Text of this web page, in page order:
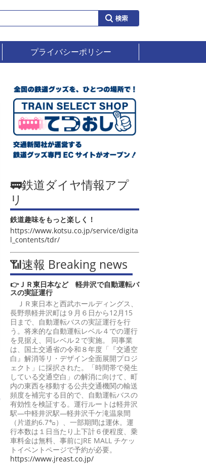
プライバシーポリシー
🚃鉄道ダイヤ情報アプ
リ
鉄道趣味をもっと楽しく！
https://www.kotsu.co.jp/service/digita
l_contents/tdr/
📶速報 Breaking news
👉ＪＲ東日本など 軽井沢で自動運転バ
スの実証運行
ＪＲ東日本と西武ホールディングス、
長野県軽井沢町は９月６日から12月15
日まで、自動運転バスの実証運行を行
う。将来的な自動運転レベル４での運行
を見据え、同レベル２で実施。 同事業
は、国土交通省の令和８年度「『交通空
白』解消等リ・デザイン全面展開プロジ
ェクト」に採択された。「時間帯で発生
している交通空白」の解消に向けて、町
内の東西を移動する公共交通機関の輸送
頻度を補完する目的で、自動運転バスの
有効性を検証する。運行ルートは軽井沢
駅―中軽井沢駅―軽井沢千ケ滝温泉間
（片道約6.7㌔）、一部期間は運休。運
行本数は１日当たり上下計６便程度、乗
車料金は無料、事前にJRE MALL チケッ
トイベントページで予約が必要。
https://www.jreast.co.jp/